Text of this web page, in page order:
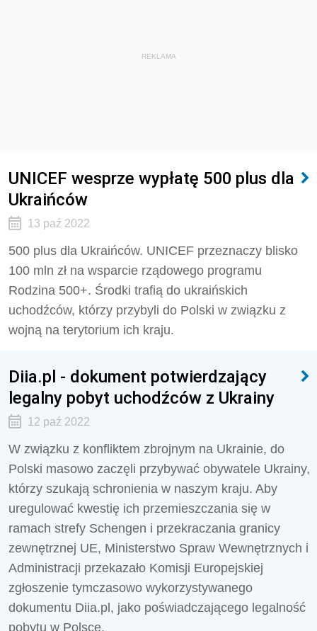
REKLAMA
UNICEF wesprze wypłatę 500 plus dla
Ukraińców
13 paź 2022
500 plus dla Ukraińców. UNICEF przeznaczy blisko
100 mln zł na wsparcie rządowego programu
Rodzina 500+. Środki trafią do ukraińskich
uchodźców, którzy przybyli do Polski w związku z
wojną na terytorium ich kraju.
Diia.pl - dokument potwierdzający
legalny pobyt uchodźców z Ukrainy
12 paź 2022
W związku z konfliktem zbrojnym na Ukrainie, do
Polski masowo zaczęli przybywać obywatele Ukrainy,
którzy szukają schronienia w naszym kraju. Aby
uregulować kwestię ich przemieszczania się w
ramach strefy Schengen i przekraczania granicy
zewnętrznej UE, Ministerstwo Spraw Wewnętrznych i
Administracji przekazało Komisji Europejskiej
zgłoszenie tymczasowo wykorzystywanego
dokumentu Diia.pl, jako poświadczającego legalność
pobytu w Polsce.